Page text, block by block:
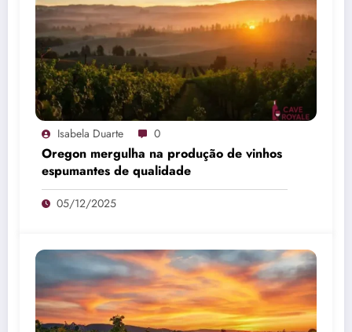
Isabela Duarte 0
Oregon mergulha na produção de vinhos
espumantes de qualidade
05/12/2025